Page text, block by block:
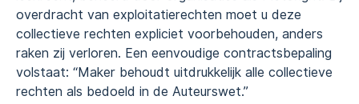
overdracht van exploitatierechten moet u deze
collectieve rechten expliciet voorbehouden, anders
raken zij verloren. Een eenvoudige contractsbepaling
volstaat: “Maker behoudt uitdrukkelijk alle collectieve
rechten als bedoeld in de Auteurswet.”